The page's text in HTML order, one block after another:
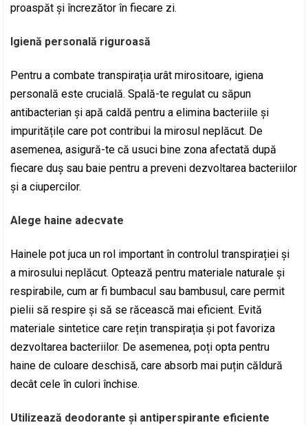
proaspăt și încrezător în fiecare zi.
Igienă personală riguroasă
Pentru a combate transpirația urât mirositoare, igiena
personală este crucială. Spală-te regulat cu săpun
antibacterian și apă caldă pentru a elimina bacteriile și
impuritățile care pot contribui la mirosul neplăcut. De
asemenea, asigură-te că usuci bine zona afectată după
fiecare duș sau baie pentru a preveni dezvoltarea bacteriilor
și a ciupercilor.
Alege haine adecvate
Hainele pot juca un rol important în controlul transpirației și
a mirosului neplăcut. Optează pentru materiale naturale și
respirabile, cum ar fi bumbacul sau bambusul, care permit
pielii să respire și să se răcească mai eficient. Evită
materiale sintetice care rețin transpirația și pot favoriza
dezvoltarea bacteriilor. De asemenea, poți opta pentru
haine de culoare deschisă, care absorb mai puțin căldură
decât cele în culori închise.
Utilizează deodorante și antiperspirante eficiente